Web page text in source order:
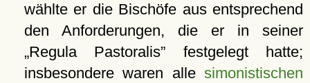
wählte er die Bischöfe aus entsprechend
den Anforderungen, die er in seiner
Regula Pastoralis
festgelegt hatte;
insbesondere waren alle simonistischen